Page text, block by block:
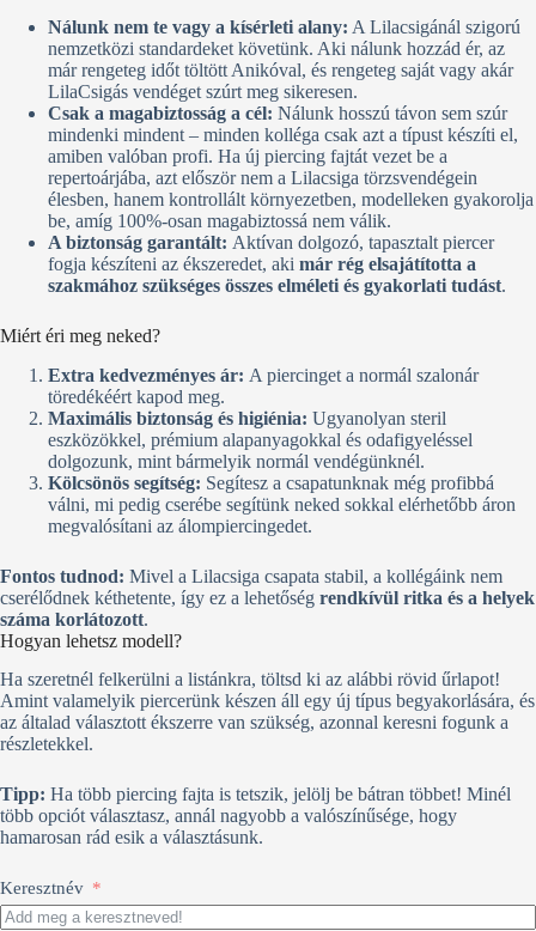
Nálunk nem te vagy a kísérleti alany: A Lilacsigánál szigorú
nemzetközi standardeket követünk. Aki nálunk hozzád ér, az
már rengeteg időt töltött Anikóval, és rengeteg saját vagy akár
LilaCsigás vendéget szúrt meg sikeresen.
Csak a magabiztosság a cél: Nálunk hosszú távon sem szúr
mindenki mindent – minden kolléga csak azt a típust készíti el,
amiben valóban profi. Ha új piercing fajtát vezet be a
repertoárjába, azt először nem a Lilacsiga törzsvendégein
élesben, hanem kontrollált környezetben, modelleken gyakorolja
be, amíg 100%-osan magabiztossá nem válik.
A biztonság garantált: Aktívan dolgozó, tapasztalt piercer
fogja készíteni az ékszeredet, aki már rég elsajátította a
szakmához szükséges összes elméleti és gyakorlati tudást.
Miért éri meg neked?
Extra kedvezményes ár: A piercinget a normál szalonár
töredékéért kapod meg.
Maximális biztonság és higiénia: Ugyanolyan steril
eszközökkel, prémium alapanyagokkal és odafigyeléssel
dolgozunk, mint bármelyik normál vendégünknél.
Kölcsönös segítség: Segítesz a csapatunknak még profibbá
válni, mi pedig cserébe segítünk neked sokkal elérhetőbb áron
megvalósítani az álompiercingedet.
Fontos tudnod: Mivel a Lilacsiga csapata stabil, a kollégáink nem
cserélődnek kéthetente, így ez a lehetőség rendkívül ritka és a helyek
száma korlátozott.
Hogyan lehetsz modell?
Ha szeretnél felkerülni a listánkra, töltsd ki az alábbi rövid űrlapot!
Amint valamelyik piercerünk készen áll egy új típus begyakorlására, és
az általad választott ékszerre van szükség, azonnal keresni fogunk a
részletekkel.
Tipp: Ha több piercing fajta is tetszik, jelölj be bátran többet! Minél
több opciót választasz, annál nagyobb a valószínűsége, hogy
hamarosan rád esik a választásunk.
Keresztnév